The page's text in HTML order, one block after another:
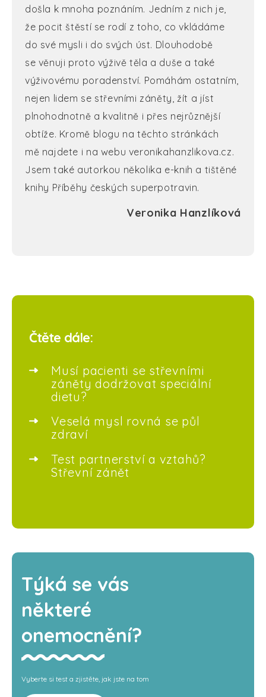
došla k mnoha poznáním. Jedním z nich je,
že pocit štěstí se rodí z toho, co vkládáme
do své mysli i do svých úst. Dlouhodobě
se věnuji proto výživě těla a duše a také
výživovému poradenství. Pomáhám ostatním,
nejen lidem se střevními záněty, žít a jíst
plnohodnotně a kvalitně i přes nejrůznější
obtíže. Kromě blogu na těchto stránkách
mě najdete i na webu veronikahanzlikova.cz.
Jsem také autorkou několika e-knih a tištěné
knihy Příběhy českých superpotravin.
Veronika Hanzlíková
Čtěte dále:
Musí pacienti se střevními
záněty dodržovat speciální
dietu?
Veselá mysl rovná se půl
zdraví
Test partnerství a vztahů?
Střevní zánět
Týká se vás
některé
onemocnění?
Vyberte si test a zjistěte, jak jste na tom